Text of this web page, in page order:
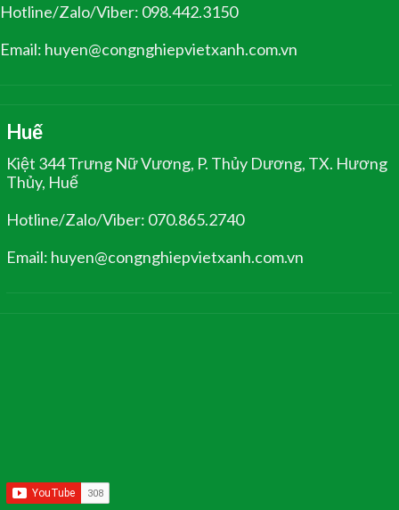
Hotline/Zalo/Viber: 098.442.3150
Email: huyen@congnghiepvietxanh.com.vn
Huế
Kiệt 344 Trưng Nữ Vương, P. Thủy Dương, TX. Hương
Thủy, Huế
Hotline/Zalo/Viber: 070.865.2740
Email: huyen@congnghiepvietxanh.com.vn